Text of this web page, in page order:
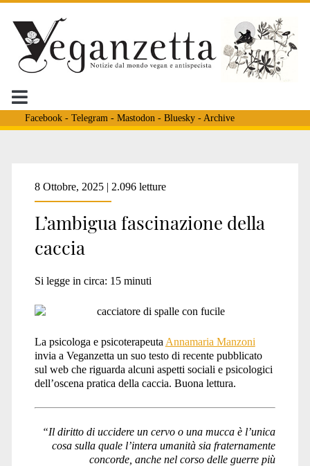
Facebook- Telegram - Mastodon - Bluesky- Archive
Tag:
<span>Maria
Luisa
Pompeati</span>
8 Ottobre, 2025 | 2.096 letture
L’ambigua fascinazione della
caccia
Si legge in circa: 15 minuti
La psicologa e psicoterapeuta Annamaria Manzoni
invia a Veganzetta un suo testo di recente pubblicato
sul web che riguarda alcuni aspetti sociali e psicologici
dell’oscena pratica della caccia. Buona lettura.
“Il diritto di uccidere un cervo o una mucca è l’unica
cosa sulla quale l’intera umanità sia fraternamente
concorde, anche nel corso delle guerre più